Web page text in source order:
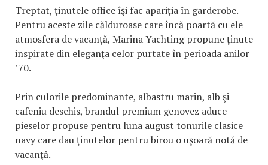
Treptat, ţinutele office îşi fac apariţia în garderobe.
Pentru aceste zile călduroase care încă poartă cu ele
atmosfera de vacanţă, Marina Yachting propune ţinute
inspirate din eleganţa celor purtate în perioada anilor
’70.
Prin culorile predominante, albastru marin, alb şi
cafeniu deschis, brandul premium genovez aduce
pieselor propuse pentru luna august tonurile clasice
navy care dau ţinutelor pentru birou o uşoară notă de
vacanţă.